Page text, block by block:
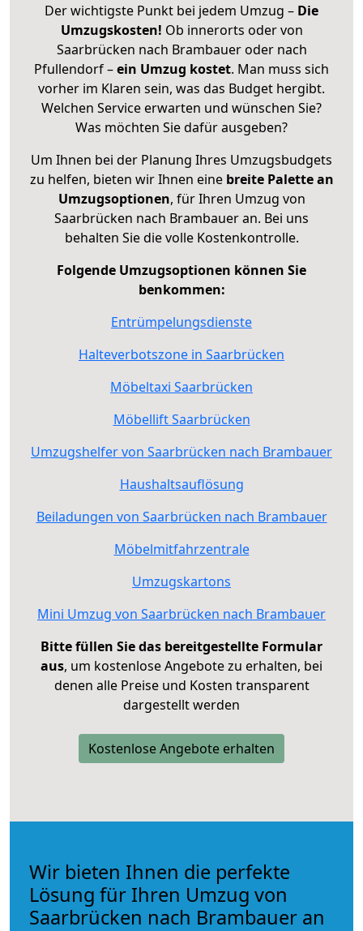
Der wichtigste Punkt bei jedem Umzug – Die
Umzugskosten! Ob innerorts oder von
Saarbrücken nach Brambauer oder nach
Pfullendorf –ein Umzug kostet. Man muss sich
vorher im Klaren sein, was das Budget hergibt.
Welchen Service erwarten und wünschen Sie?
Was möchten Sie dafür ausgeben?
Um Ihnen bei der Planung Ihres Umzugsbudgets
zu helfen, bieten wir Ihnen eine breite Palette an
Umzugsoptionen, für Ihren Umzug von
Saarbrücken nach Brambauer an. Bei uns
behalten Sie die volle Kostenkontrolle.
Folgende Umzugsoptionen können Sie
benkommen:
Entrümpelungsdienste
Halteverbotszone in Saarbrücken
Möbeltaxi Saarbrücken
Möbellift Saarbrücken
Umzugshelfer von Saarbrücken nach Brambauer
Haushaltsauflösung
Beiladungen von Saarbrücken nach Brambauer
Möbelmitfahrzentrale
Umzugskartons
Mini Umzug von Saarbrücken nach Brambauer
Bitte füllen Sie das bereitgestellte Formular
aus, um kostenlose Angebote zu erhalten, bei
denen alle Preise und Kosten transparent
dargestellt werden
Kostenlose Angebote erhalten
Wir bieten Ihnen die perfekte
Lösung für Ihren Umzug von
Saarbrücken nach Brambauer an